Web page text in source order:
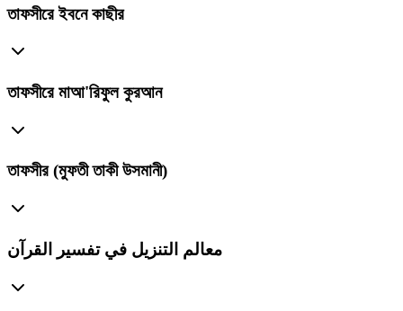
তাফসীরে ইবনে কাছীর
তাফসীরে মাআ'রিফুল কুরআন
তাফসীর (মুফতী তাকী উসমানী)
معالم التنزيل في تفسير القرآن